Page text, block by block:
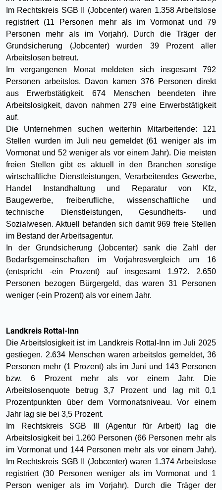
Im Rechtskreis SGB II (Jobcenter) waren 1.358 Arbeitslose
registriert (11 Personen mehr als im Vormonat und 79
Personen mehr als im Vorjahr). Durch die Träger der
Grundsicherung (Jobcenter) wurden 39 Prozent aller
Arbeitslosen betreut.
Im vergangenen Monat meldeten sich insgesamt 792
Personen arbeitslos. Davon kamen 376 Personen direkt
aus Erwerbstätigkeit. 674 Menschen beendeten ihre
Arbeitslosigkeit, davon nahmen 279 eine Erwerbstätigkeit
auf.
Die Unternehmen suchen weiterhin Mitarbeitende: 121
Stellen wurden im Juli neu gemeldet (61 weniger als im
Vormonat und 52 weniger als vor einem Jahr). Die meisten
freien Stellen gibt es aktuell in den Branchen sonstige
wirtschaftliche Dienstleistungen, Verarbeitendes Gewerbe,
Handel Instandhaltung und Reparatur von Kfz,
Baugewerbe, freiberufliche, wissenschaftliche und
technische Dienstleistungen, Gesundheits- und
Sozialwesen. Aktuell befanden sich damit 969 freie Stellen
im Bestand der Arbeitsagentur.
In der Grundsicherung (Jobcenter) sank die Zahl der
Bedarfsgemeinschaften im Vorjahresvergleich um 16
(entspricht -ein Prozent) auf insgesamt 1.972. 2.650
Personen bezogen Bürgergeld, das waren 31 Personen
weniger (-ein Prozent) als vor einem Jahr.
Landkreis Rottal-Inn
Die Arbeitslosigkeit ist im Landkreis Rottal-Inn im Juli 2025
gestiegen. 2.634 Menschen waren arbeitslos gemeldet, 36
Personen mehr (1 Prozent) als im Juni und 143 Personen
bzw. 6 Prozent mehr als vor einem Jahr. Die
Arbeitslosenquote betrug 3,7 Prozent und lag mit 0,1
Prozentpunkten über dem Vormonatsniveau. Vor einem
Jahr lag sie bei 3,5 Prozent.
Im Rechtskreis SGB III (Agentur für Arbeit) lag die
Arbeitslosigkeit bei 1.260 Personen (66 Personen mehr als
im Vormonat und 144 Personen mehr als vor einem Jahr).
Im Rechtskreis SGB II (Jobcenter) waren 1.374 Arbeitslose
registriert (30 Personen weniger als im Vormonat und 1
Person weniger als im Vorjahr). Durch die Träger der